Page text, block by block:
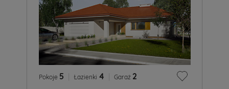
Pokoje 5 Łazienki 4 Garaż 2